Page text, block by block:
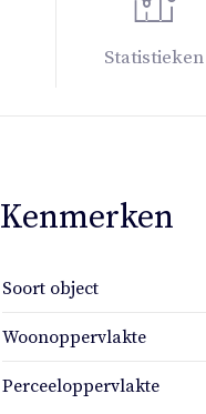
Statistieken
Kenmerken
Soort object
Woonoppervlakte
Perceeloppervlakte